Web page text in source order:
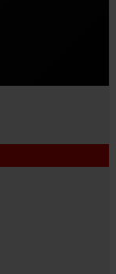
ein, dass der
an